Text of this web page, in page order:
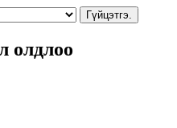
Гүйцэтгэ.
олдлоо